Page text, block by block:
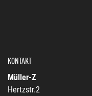
KONTAKT
Müller-Z
Hertzstr.2